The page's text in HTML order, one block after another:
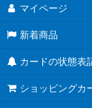
マイページ
新着商品
カードの状態表
ショッピングカ